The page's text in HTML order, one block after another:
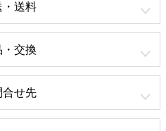
・送料
・交換
合せ先